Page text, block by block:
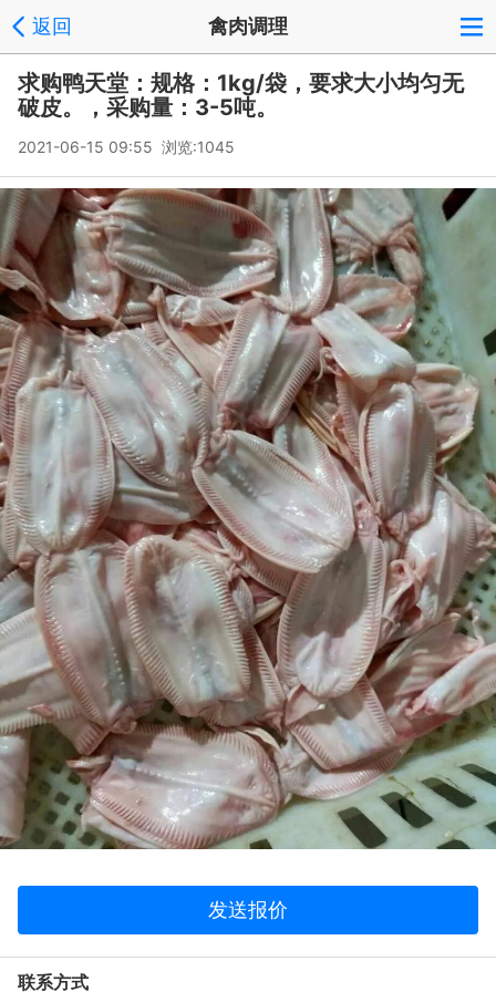
返回 禽肉调理
求购鸭天堂：规格：1kg/袋，要求大小均匀无
破皮。，采购量：3-5吨。
2021-06-15 09:55 浏览:1045
发送报价
联系方式